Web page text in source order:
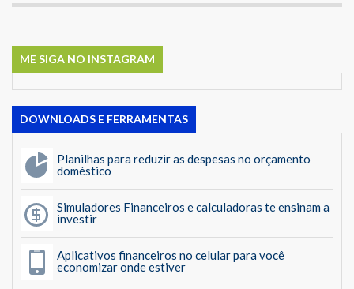
ME SIGA NO INSTAGRAM
DOWNLOADS E FERRAMENTAS
Planilhas para reduzir as despesas no orçamento
doméstico
Simuladores Financeiros e calculadoras te ensinam a
investir
Aplicativos financeiros no celular para você
economizar onde estiver